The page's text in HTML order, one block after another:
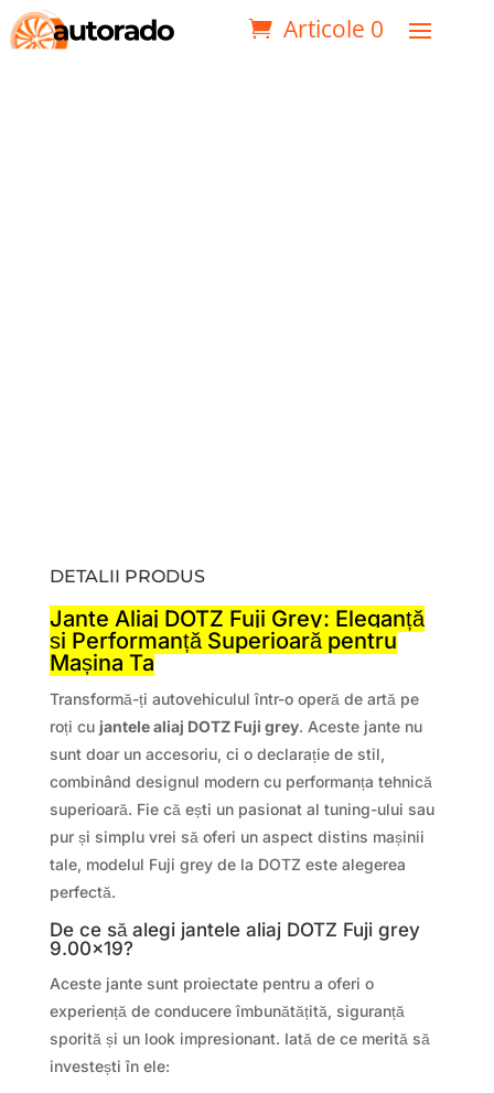
Articole 0
DETALII PRODUS
Jante Aliaj DOTZ Fuji Grey: Eleganță
și Performanță Superioară pentru
Mașina Ta
Transformă-ți autovehiculul într-o operă de artă pe
roți cu jantele aliaj DOTZ Fuji grey. Aceste jante nu
sunt doar un accesoriu, ci o declarație de stil,
combinând designul modern cu performanța tehnică
superioară. Fie că ești un pasionat al tuning-ului sau
pur și simplu vrei să oferi un aspect distins mașinii
tale, modelul Fuji grey de la DOTZ este alegerea
perfectă.
De ce să alegi jantele aliaj DOTZ Fuji grey
9.00×19?
Aceste jante sunt proiectate pentru a oferi o
experiență de conducere îmbunătățită, siguranță
sporită și un look impresionant. Iată de ce merită să
investești în ele: